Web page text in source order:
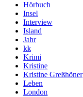
Hörbuch
Insel
Interview
Island
Jahr
kk
Krimi
Kristine
Kristine Greßhöner
Leben
London